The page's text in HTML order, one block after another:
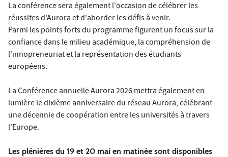
La conférence sera également l'occasion de célébrer les
réussites d'Aurora et d'aborder les défis à venir.
Parmi les points forts du programme figurent un focus sur la
confiance dans le milieu académique, la compréhension de
l'innopreneuriat et la représentation des étudiants
européens.
La Conférence annuelle Aurora 2026 mettra également en
lumière le dixième anniversaire du réseau Aurora, célébrant
une décennie de coopération entre les universités à travers
l'Europe.
Les plénières du 19 et 20 mai en matinée sont disponibles